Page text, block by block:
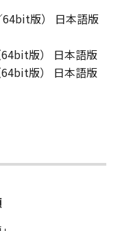
版） 日本語版
版） 日本語版
版） 日本語版